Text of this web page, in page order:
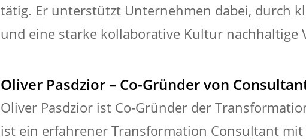
tätig. Er unterstützt Unternehmen dabei, durch
und eine starke kollaborative Kultur nachhaltige
Oliver Pasdzior – Co-Gründer von
Oliver Pasdzior ist Co-Gründer der
ist ein erfahrener Transformation Consultant